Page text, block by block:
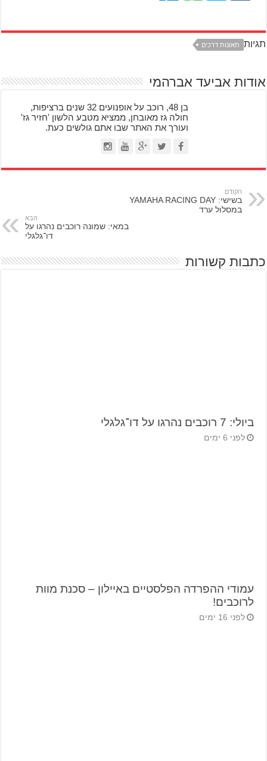
תגיות תאונות דרכים
אודות אביעד אברהמי
בן 48, רוכב על אופנועים 32 שנים ברציפות,
חולה גז מאובחן, ממציא מטבע הלשון 'חזיר גז'
ועורך את האתר שבו אתם גולשים כעת.
הקודם
בשישי: YAMAHA RACING DAY
במסלול ערד
הבא
במאי: שמונה רוכבים נהרגו על
דו־גלגלי
כתבות קשורות
ביולי: 7 רוכבים נהרגו על דו־גלגלי
לפני 6 ימים
עמודי ההפרדה הפלסטיים באיילון – סכנת מוות
לרוכבים!
לפני 16 ימים